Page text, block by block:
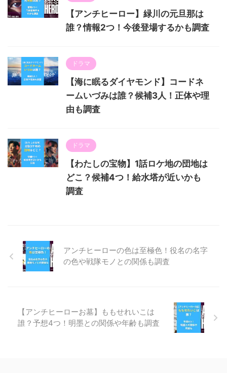
【アンチヒーロー】緑川の元旦那は
誰？情報2つ！今後登場するかも調査
ドラマ
【海に眠るダイヤモンド】コードネ
ームいづみは誰？候補3人！正体や理
由も調査
ドラマ
【わたしの宝物】1話ロケ地の団地は
どこ？候補4つ！給水塔が近いかも
調査
アンチヒーローの色は至極色！役名の名字
の色や戦隊モノとの関係も調査
【アンチヒーローお墓】ももせれいこは
誰？予想4つ！明墨との関係や年齢も調査